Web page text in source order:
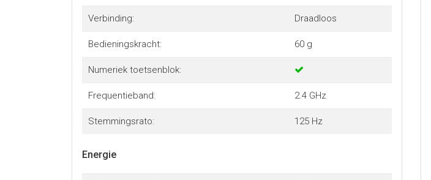
Verbinding: Draadloos
Bedieningskracht: 60 g
Numeriek toetsenblok:
Frequentieband: 2.4 GHz
Stemmingsrato: 125 Hz
Energie